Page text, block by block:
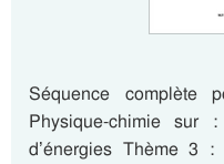
Séquence complète
Physique-chimie sur
d’énergies Thème 3 :